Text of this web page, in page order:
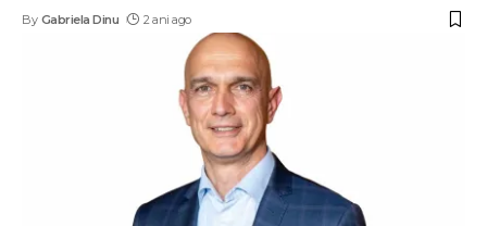
By Gabriela Dinu 2 ani ago